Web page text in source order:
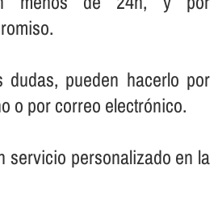
dudas, pueden hacerlo por
o por correo electrónico.
servicio personalizado en la